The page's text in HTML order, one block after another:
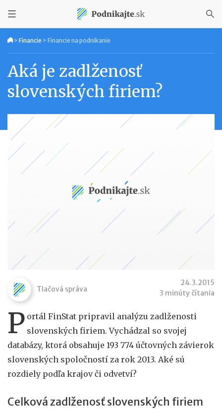
> Financie > Financie na podnikanie
Aká je zadlženosť
slovenských firiem?
Tlačová správa
24.3.2015
3 minúty čítania
P ortál FinStat pripravil analýzu zadlženosti
slovenských firiem. Vychádzal so svojej
databázy, ktorá obsahuje 193 774 účtovných závierok
slovenských spoločností za rok 2013. Aké sú
rozdiely podľa krajov či odvetví?
Celková zadlženosť slovenských firiem